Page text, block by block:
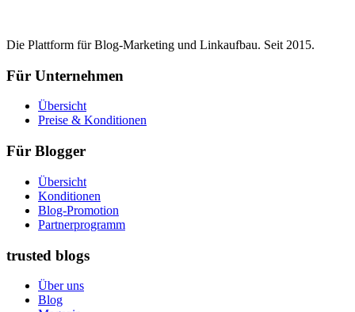
Die Plattform für Blog-Marketing und Linkaufbau. Seit 2015.
Für Unternehmen
Übersicht
Preise & Konditionen
Für Blogger
Übersicht
Konditionen
Blog-Promotion
Partnerprogramm
trusted blogs
Über uns
Blog